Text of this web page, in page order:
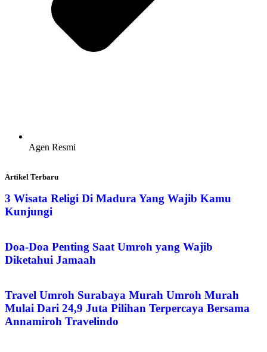
Agen Resmi
Artikel Terbaru
3 Wisata Religi Di Madura Yang Wajib Kamu
Kunjungi
Doa-Doa Penting Saat Umroh yang Wajib
Diketahui Jamaah
Travel Umroh Surabaya Murah Umroh Murah
Mulai Dari 24,9 Juta Pilihan Terpercaya Bersama
Annamiroh Travelindo